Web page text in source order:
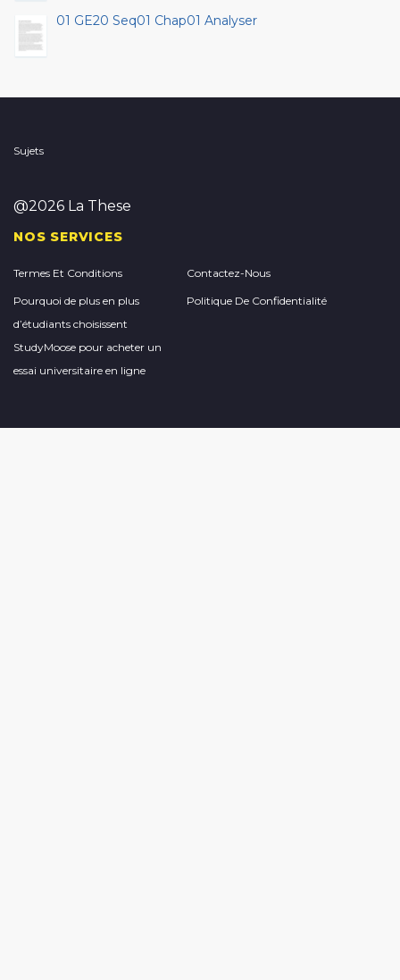
01 GE20 Seq01 Chap01 Analyser
Sujets
@2026 La These
NOS SERVICES
Termes Et Conditions Contactez-Nous
Pourquoi de plus en plus
d’étudiants choisissent
StudyMoose pour acheter un
essai universitaire en ligne
Politique De Confidentialité